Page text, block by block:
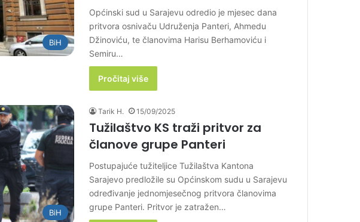
BiH
Općinski sud u Sarajevu odredio je mjesec dana
pritvora osnivaču Udruženja Panteri, Ahmedu
Džinoviću, te članovima Harisu Berhamoviću i
Semiru…
Pročitaj više
BiH
Tarik H. 15/09/2025
Tužilaštvo KS traži pritvor za
članove grupe Panteri
Postupajuće tužiteljice Tužilaštva Kantona
Sarajevo predložile su Općinskom sudu u Sarajevu
određivanje jednomjesečnog pritvora članovima
grupe Panteri. Pritvor je zatražen…